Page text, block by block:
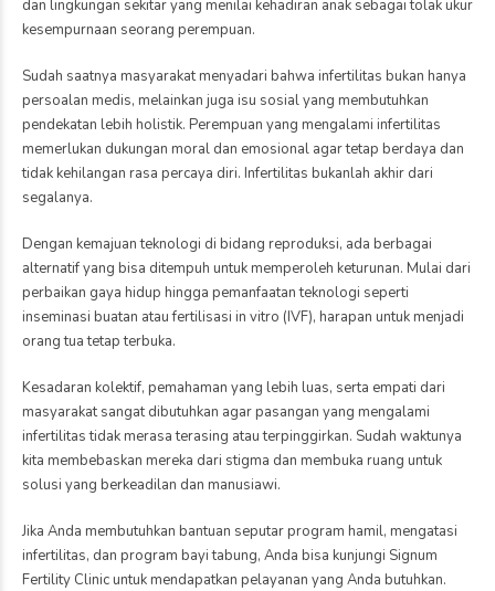
dan lingkungan sekitar yang menilai kehadiran anak sebagai tolak ukur
kesempurnaan seorang perempuan.
Sudah saatnya masyarakat menyadari bahwa infertilitas bukan hanya
persoalan medis, melainkan juga isu sosial yang membutuhkan
pendekatan lebih holistik. Perempuan yang mengalami infertilitas
memerlukan dukungan moral dan emosional agar tetap berdaya dan
tidak kehilangan rasa percaya diri. Infertilitas bukanlah akhir dari
segalanya.
Dengan kemajuan teknologi di bidang reproduksi, ada berbagai
alternatif yang bisa ditempuh untuk memperoleh keturunan. Mulai dari
perbaikan gaya hidup hingga pemanfaatan teknologi seperti
inseminasi buatan atau fertilisasi in vitro (IVF), harapan untuk menjadi
orang tua tetap terbuka.
Kesadaran kolektif, pemahaman yang lebih luas, serta empati dari
masyarakat sangat dibutuhkan agar pasangan yang mengalami
infertilitas tidak merasa terasing atau terpinggirkan. Sudah waktunya
kita membebaskan mereka dari stigma dan membuka ruang untuk
solusi yang berkeadilan dan manusiawi.
Jika Anda membutuhkan bantuan seputar program hamil, mengatasi
infertilitas, dan program bayi tabung, Anda bisa kunjungi Signum
Fertility Clinic untuk mendapatkan pelayanan yang Anda butuhkan.